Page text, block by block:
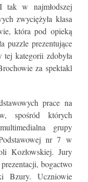
tak w najmłodszej
zwyciężyła klasa
która pod opieką
puzzle prezentujące
tej kategorii zdobyła
za spektakl
prace na
spośród których
grupy
nr 7 w
Kozłowskiej. Jury
bogactwo
Bzury. Uczniowie